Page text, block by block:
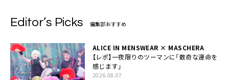
Editor’s Picks 編集部おすすめ
ALICE IN MENSWEAR × MASCHERA
【レポ】一夜限りのツーマンに「数奇な運命を
感じます」
2026.08.07